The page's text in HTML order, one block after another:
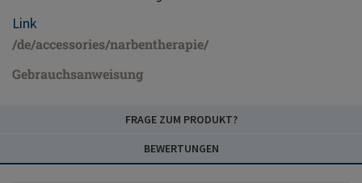
Link
/de/accessories/narbentherapie/
Gebrauchsanweisung
FRAGE ZUM PRODUKT?
BEWERTUNGEN